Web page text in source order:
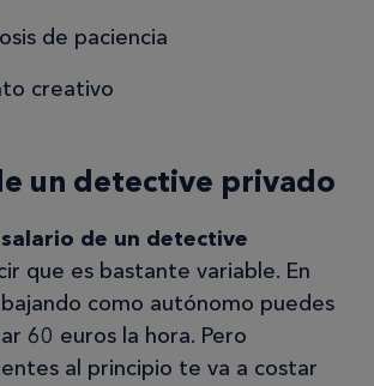
de paciencia
creativo
un detective privado
salario de un detective
que es bastante variable. En
como autónomo puedes
60 euros la hora. Pero
al principio te va a costar